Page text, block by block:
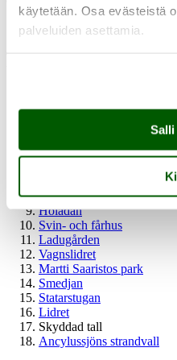
käytetään. Osa evästeistä
palveluiden asettamia.
Loftboden
Ekonomibod
Jordkällaren
Höladan
Svin- och fårhus
Ladugården
Vagnslidret
Martti Saaristos park
Smedjan
Statarstugan
Lidret
Skyddad tall
Ancylussjöns strandvall